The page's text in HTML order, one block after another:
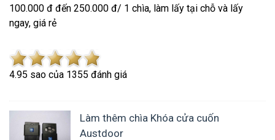
100.000 đ đến 250.000 đ/ 1 chìa, làm lấy tại chỗ và lấy
ngay, giá rẻ
4.95 sao của 1355 đánh giá
Làm thêm chìa Khóa cửa cuốn
Austdoor